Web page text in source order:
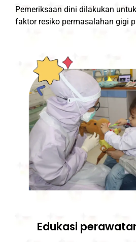
Pemeriksaan dini dilakukan
faktor resiko permasalahan gigi
Edukasi